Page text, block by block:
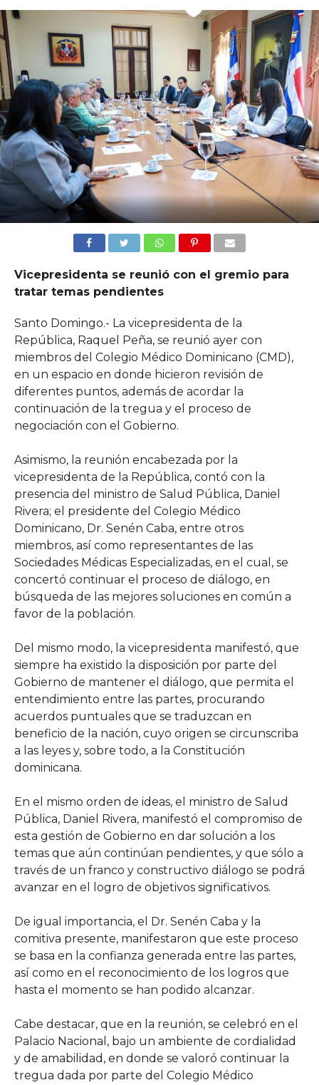
Vicepresidenta se reunió con el gremio para
tratar temas pendientes
Santo Domingo.- La vicepresidenta de la
República, Raquel Peña, se reunió ayer con
miembros del Colegio Médico Dominicano (CMD),
en un espacio en donde hicieron revisión de
diferentes puntos, además de acordar la
continuación de la tregua y el proceso de
negociación con el Gobierno.
Asimismo, la reunión encabezada por la
vicepresidenta de la República, contó con la
presencia del ministro de Salud Pública, Daniel
Rivera; el presidente del Colegio Médico
Dominicano, Dr. Senén Caba, entre otros
miembros, así como representantes de las
Sociedades Médicas Especializadas, en el cual, se
concertó continuar el proceso de diálogo, en
búsqueda de las mejores soluciones en común a
favor de la población.
Del mismo modo, la vicepresidenta manifestó, que
siempre ha existido la disposición por parte del
Gobierno de mantener el diálogo, que permita el
entendimiento entre las partes, procurando
acuerdos puntuales que se traduzcan en
beneficio de la nación, cuyo origen se circunscriba
a las leyes y, sobre todo, a la Constitución
dominicana.
En el mismo orden de ideas, el ministro de Salud
Pública, Daniel Rivera, manifestó el compromiso de
esta gestión de Gobierno en dar solución a los
temas que aún continúan pendientes, y que sólo a
través de un franco y constructivo diálogo se podrá
avanzar en el logro de objetivos significativos.
De igual importancia, el Dr. Senén Caba y la
comitiva presente, manifestaron que este proceso
se basa en la confianza generada entre las partes,
así como en el reconocimiento de los logros que
hasta el momento se han podido alcanzar.
Cabe destacar, que en la reunión, se celebró en el
Palacio Nacional, bajo un ambiente de cordialidad
y de amabilidad, en donde se valoró continuar la
tregua dada por parte del Colegio Médico